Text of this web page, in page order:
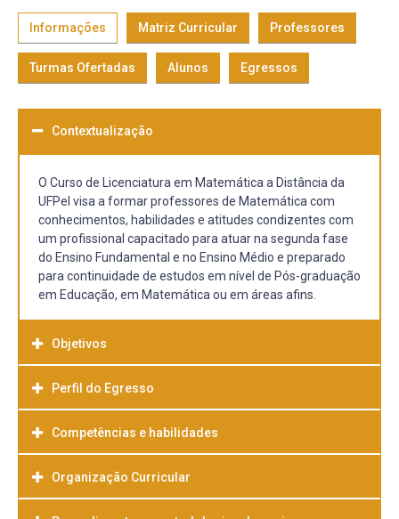
Informações Matriz Curricular Professores
Turmas Ofertadas Alunos Egressos
Contextualização
O Curso de Licenciatura em Matemática a Distância da
UFPel visa a formar professores de Matemática com
conhecimentos, habilidades e atitudes condizentes com
um profissional capacitado para atuar na segunda fase
do Ensino Fundamental e no Ensino Médio e preparado
para continuidade de estudos em nível de Pós-graduação
em Educação, em Matemática ou em áreas afins.
Objetivos
Perfil do Egresso
O curso tem por objetivo formar professores de
Matemática para a segunda fase do ensino fundamental
e para o ensino médio, que seja um profissional, detentor
conhecimento matemático específico e não trivial, tendo
Competências e habilidades
Organização Curricular